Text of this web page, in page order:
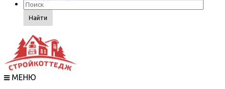
Найти
МЕНЮ